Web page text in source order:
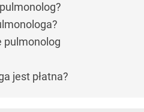
pulmonolog
jest płatna?